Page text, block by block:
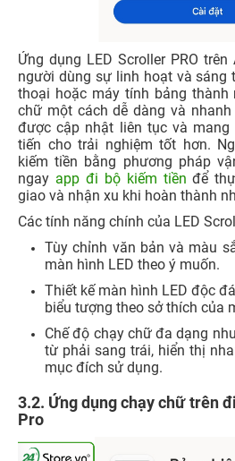
Ứng dụng LED Scroller PRO
người dùng sự linh hoạt và sáng
thoại hoặc máy tính bảng
chữ một cách dễ dàng và nhanh
được cập nhật liên tục và
tiến cho trải nghiệm tốt hơn.
kiếm tiền bằng phương pháp
ngay app đi bộ kiếm tiền để
giao và nhận xu khi hoàn thành
Các tính năng chính của LED
Tùy chỉnh văn bản và màu
màn hình LED theo ý muốn.
Thiết kế màn hình LED độc
biểu tượng theo sở thích của
Chế độ chạy chữ đa dạng
từ phải sang trái, hiển thị
mục đích sử dụng.
3.2. Ứng dụng chạy chữ trên
Pro